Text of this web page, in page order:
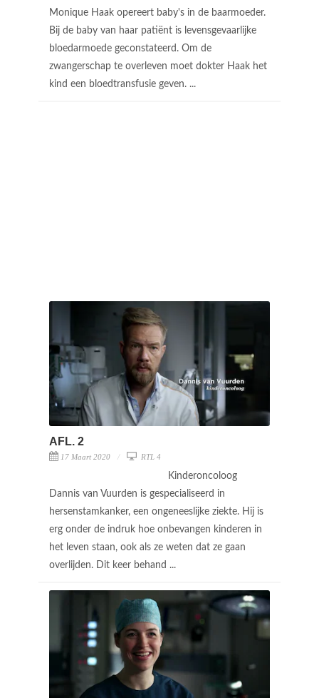
Monique Haak opereert baby's in de baarmoeder.
Bij de baby van haar patiënt is levensgevaarlijke
bloedarmoede geconstateerd. Om de
zwangerschap te overleven moet dokter Haak het
kind een bloedtransfusie geven. ...
AFL. 2
17 Maart 2020 RTL 4
Kinderoncoloog
Dannis van Vuurden is gespecialiseerd in
hersenstamkanker, een ongeneeslijke ziekte. Hij is
erg onder de indruk hoe onbevangen kinderen in
het leven staan, ook als ze weten dat ze gaan
overlijden. Dit keer behand ...